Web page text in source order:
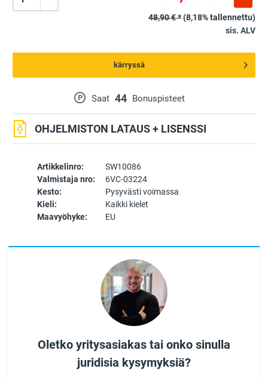
Artikkelinro:
SW10086
Valmistaja nro:
6VC-03224
Kesto:
Pysyvästi voimassa
Kieli:
Kaikki kielet
Maavyöhyke:
EU
P Saat 44 Bonuspisteet
OHJELMISTON LATAUS + LISENSSI
48,90 € *(8,18% tallennettu)
sis. ALV
kärryssä
Oletko yritysasiakas tai onko sinulla
juridisia kysymyksiä?